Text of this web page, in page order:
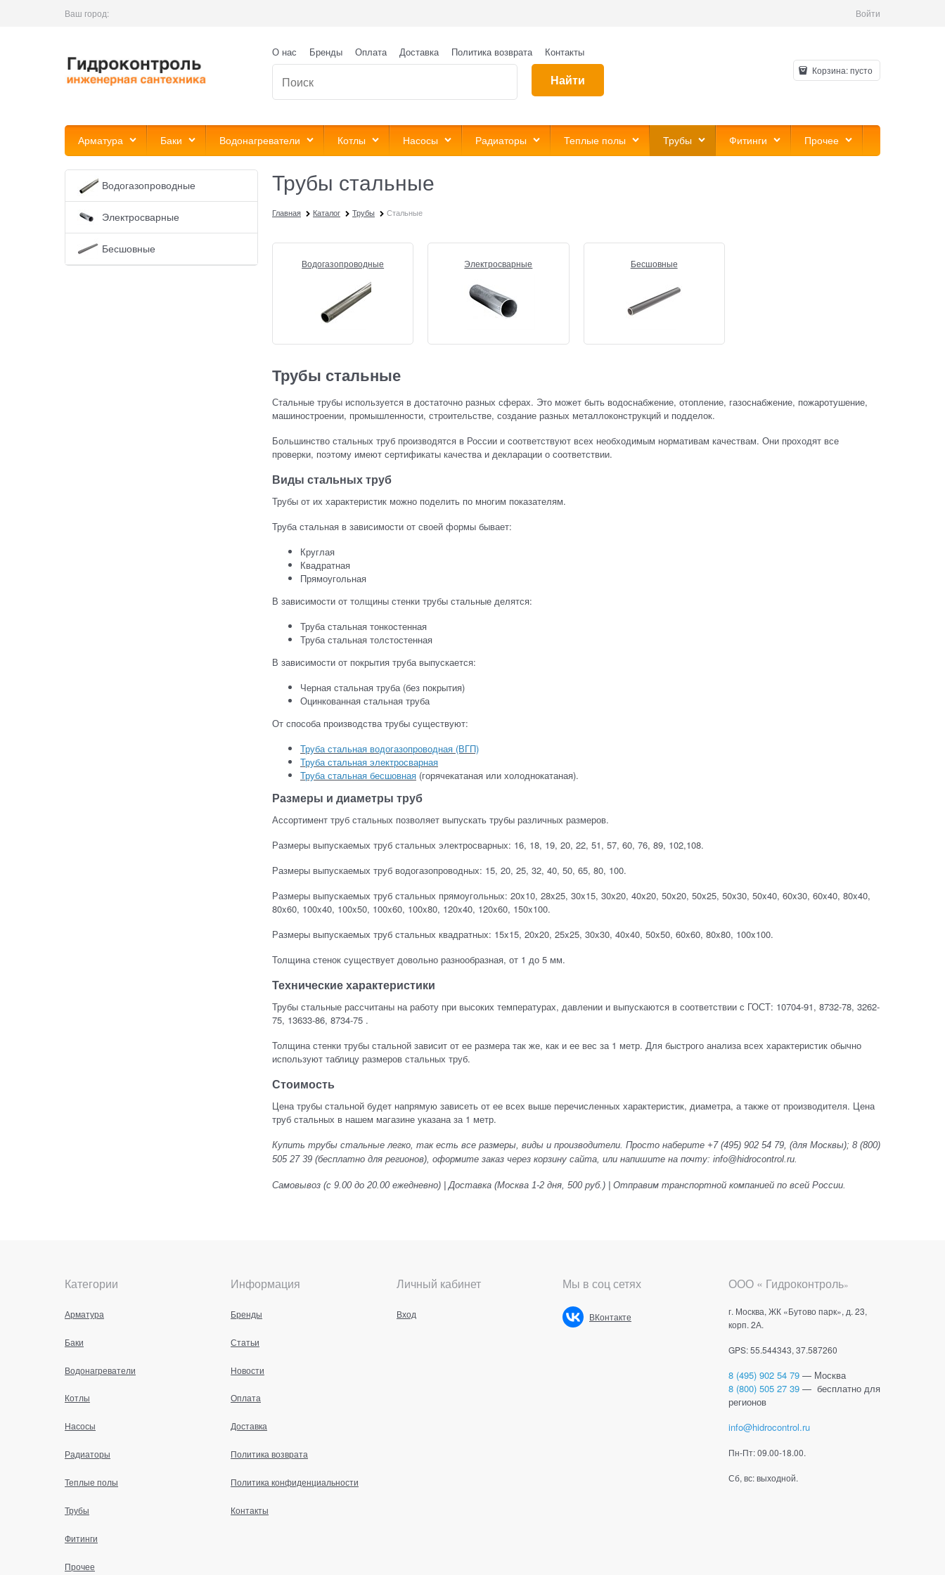
Ваш город: Войти
О нас Бренды Оплата Доставка Политика возврата Контакты
Найти
Корзина:пусто
Арматура Баки Водонагреватели Котлы Насосы Радиаторы Теплые полы Трубы Фитинги Прочее
Водогазопроводные
Электросварные
Бесшовные
Трубы стальные
Главная Каталог Трубы Стальные
Водогазопроводные Электросварные Бесшовные
Трубы стальные
Стальные трубы используется в достаточно разных сферах. Это может быть водоснабжение, отопление, газоснабжение, пожаротушение,
машиностроении, промышленности, строительстве, создание разных металлоконструкций и подделок.
Большинство стальных труб производятся в России и соответствуют всех необходимым нормативам качествам. Они проходят все
проверки, поэтому имеют сертификаты качества и декларации о соответствии.
Виды стальных труб
Трубы от их характеристик можно поделить по многим показателям.
Труба стальная в зависимости от своей формы бывает:
Круглая
Квадратная
Прямоугольная
В зависимости от толщины стенки трубы стальные делятся:
Труба стальная тонкостенная
Труба стальная толстостенная
В зависимости от покрытия труба выпускается:
Черная стальная труба (без покрытия)
Оцинкованная стальная труба
От способа производства трубы существуют:
Труба стальная водогазопроводная (ВГП)
Труба стальная электросварная
Труба стальная бесшовная (горячекатаная или холоднокатаная).
Размеры и диаметры труб
Ассортимент труб стальных позволяет выпускать трубы различных размеров.
Размеры выпускаемых труб стальных электросварных: 16, 18, 19, 20, 22, 51, 57, 60, 76, 89, 102,108.
Размеры выпускаемых труб водогазопроводных: 15, 20, 25, 32, 40, 50, 65, 80, 100.
Размеры выпускаемых труб стальных прямоугольных: 20x10, 28x25, 30x15, 30x20, 40x20, 50x20, 50x25, 50x30, 50x40, 60x30, 60x40, 80x40,
80x60, 100x40, 100x50, 100x60, 100x80, 120x40, 120x60, 150x100.
Размеры выпускаемых труб стальных квадратных: 15x15, 20x20, 25x25, 30x30, 40x40, 50x50, 60x60, 80x80, 100x100.
Толщина стенок существует довольно разнообразная, от 1 до 5 мм.
Технические характеристики
Трубы стальные рассчитаны на работу при высоких температурах, давлении и выпускаются в соответствии с ГОСТ: 10704-91, 8732-78, 3262-
75, 13633-86, 8734-75 ​​​​​​.
Толщина стенки трубы стальной зависит от ее размера так же, как и ее вес за 1 метр. Для быстрого анализа всех характеристик обычно
используют таблицу размеров стальных труб.
Стоимость
Цена трубы стальной будет напрямую зависеть от ее всех выше перечисленных характеристик, диаметра, а также от производителя. Цена
труб стальных в нашем магазине указана за 1 метр.
Купить трубы стальные легко, так есть все размеры, виды и производители. Просто наберите +7 (495) 902 54 79, (для Москвы); 8 (800)
505 27 39 (бесплатно для регионов), оформите заказ через корзину сайта, или напишите на почту: info@hidrocontrol.ru.
Самовывоз (с 9.00 до 20.00 ежедневно) | Доставка (Москва 1-2 дня, 500 руб.) | Отправим транспортной компанией по всей России.
Категории
Арматура
Баки
Водонагреватели
Котлы
Насосы
Радиаторы
Теплые полы
Трубы
Фитинги
Прочее
Информация
Бренды
Статьи
Новости
Оплата
Доставка
Политика возврата
Политика конфиденциальности
Контакты
Личный кабинет
Вход
Мы в соц сетях
ВКонтакте
ООО « Гидроконтроль»
г. Москва, ЖК «Бутово парк», д. 23,
корп. 2А.
GPS: 55.544343, 37.587260
8 (495) 902 54 79 — Москва
8 (800) 505 27 39 — бесплатно для
регионов
info@hidrocontrol.ru
Пн-Пт: 09.00-18.00.
Сб, вс: выходной.